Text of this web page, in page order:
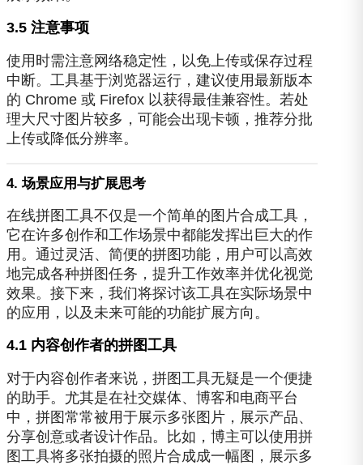
3.5 注意事项
使用时需注意网络稳定性，以免上传或保存过程
中断。工具基于浏览器运行，建议使用最新版本
的 Chrome 或 Firefox 以获得最佳兼容性。若处
理大尺寸图片较多，可能会出现卡顿，推荐分批
上传或降低分辨率。
4. 场景应用与扩展思考
在线拼图工具不仅是一个简单的图片合成工具，
它在许多创作和工作场景中都能发挥出巨大的作
用。通过灵活、简便的拼图功能，用户可以高效
地完成各种拼图任务，提升工作效率并优化视觉
效果。接下来，我们将探讨该工具在实际场景中
的应用，以及未来可能的功能扩展方向。
4.1 内容创作者的拼图工具
对于内容创作者来说，拼图工具无疑是一个便捷
的助手。尤其是在社交媒体、博客和电商平台
中，拼图常常被用于展示多张图片，展示产品、
分享创意或者设计作品。比如，博主可以使用拼
图工具将多张拍摄的照片合成成一幅图，展示多